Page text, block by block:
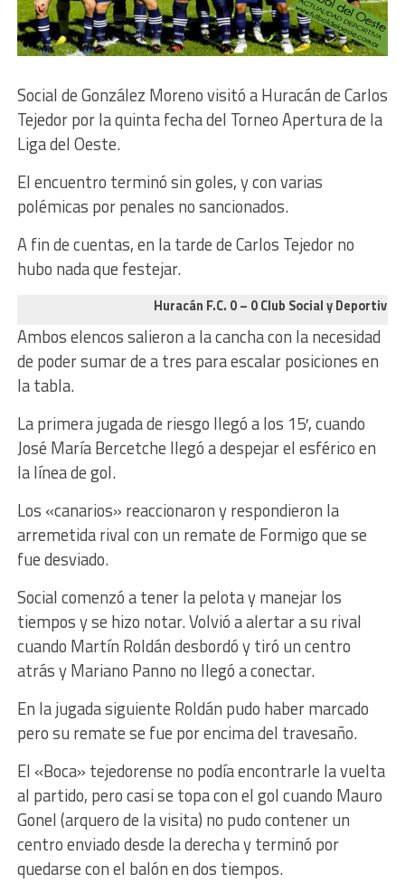
Social de González Moreno visitó a Huracán de Carlos
Tejedor por la quinta fecha del Torneo Apertura de la
Liga del Oeste.
El encuentro terminó sin goles, y con varias
polémicas por penales no sancionados.
A fin de cuentas, en la tarde de Carlos Tejedor no
hubo nada que festejar.
Huracán F.C. 0 – 0 Club Social y Deportivo
Ambos elencos salieron a la cancha con la necesidad
de poder sumar de a tres para escalar posiciones en
la tabla.
La primera jugada de riesgo llegó a los 15′, cuando
José María Bercetche llegó a despejar el esférico en
la línea de gol.
Los «canarios» reaccionaron y respondieron la
arremetida rival con un remate de Formigo que se
fue desviado.
Social comenzó a tener la pelota y manejar los
tiempos y se hizo notar. Volvió a alertar a su rival
cuando Martín Roldán desbordó y tiró un centro
atrás y Mariano Panno no llegó a conectar.
En la jugada siguiente Roldán pudo haber marcado
pero su remate se fue por encima del travesaño.
El «Boca» tejedorense no podía encontrarle la vuelta
al partido, pero casi se topa con el gol cuando Mauro
Gonel (arquero de la visita) no pudo contener un
centro enviado desde la derecha y terminó por
quedarse con el balón en dos tiempos.